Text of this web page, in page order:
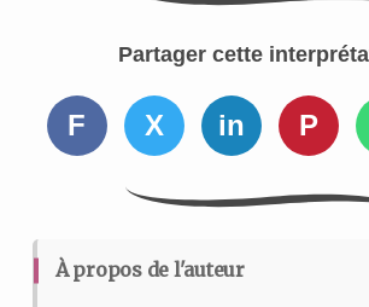
Partager cette
F X in P
À propos de l'auteur